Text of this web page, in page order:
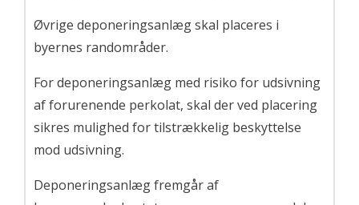
Øvrige deponeringsanlæg skal placeres i
byernes randområder.
For deponeringsanlæg med risiko for udsivning
af forurenende perkolat, skal der ved placering
sikres mulighed for tilstrækkelig beskyttelse
mod udsivning.
Deponeringsanlæg fremgår af